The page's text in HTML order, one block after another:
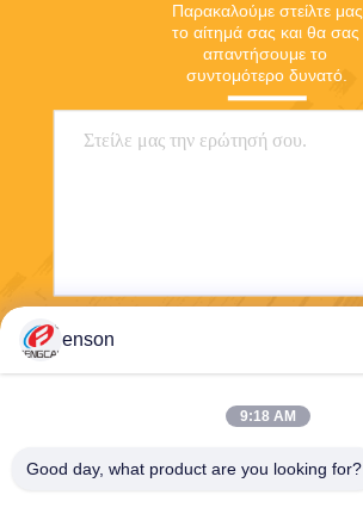
Παρακαλούμε στείλτε μας
το αίτημά σας και θα σας
απαντήσουμε το
συντομότερο δυνατό.
enson
9:18 AM
Good day, what product are you looking for?